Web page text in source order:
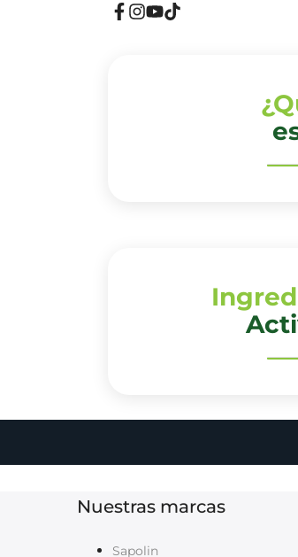
Facebook
Instagram
YouTube
TikTok
Nuestras marcas
Sapolin